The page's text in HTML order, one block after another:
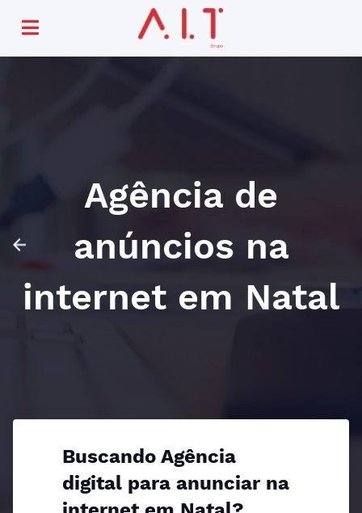
Agência de
anúncios na
internet em Natal
Buscando Agência
digital para anunciar na